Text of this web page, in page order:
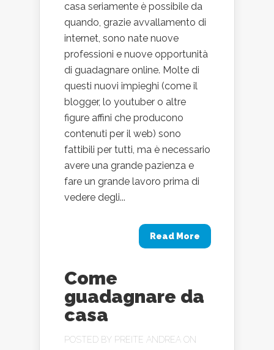
casa seriamente è possibile da
quando, grazie avvallamento di
internet, sono nate nuove
professioni e nuove opportunità
di guadagnare online. Molte di
questi nuovi impieghi (come il
blogger, lo youtuber o altre
figure affini che producono
contenuti per il web) sono
fattibili per tutti, ma è necessario
avere una grande pazienza e
fare un grande lavoro prima di
vedere degli...
Read More
Come
guadagnare da
casa
POSTED BY PREITE ANDREA ON